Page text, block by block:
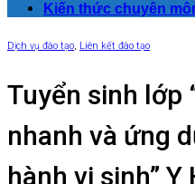
Kiến thức chuyên
Dịch vụ đào tạo, Liên kết đào tạo
Tuyển sinh lớp
nhanh và ứng
hành vi sinh” Y